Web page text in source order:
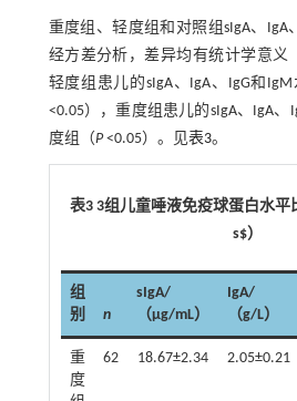
重度组、轻度组和对照组sIgA、IgA
经方差分析，差异均有统计学意义
轻度组患儿的sIgA、IgA、IgG和
<0.05），重度组患儿的sIgA、IgA
度组（P<0.05）。见表3。
表3 3组儿童唾液免疫球蛋白水
s$）
组
别
n
sIgA/
（μg/mL）
IgA/
（g/L）
重
度
62 18.67±2.34 2.05±0.21